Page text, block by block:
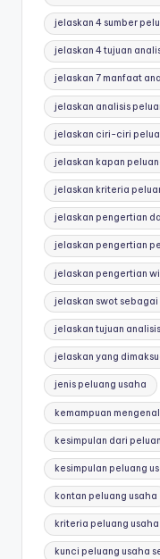
jelaskan 4 sumber
jelaskan 4 tujuan
jelaskan 7 manfaat
jelaskan analisis
jelaskan ciri-ciri
jelaskan kapan
jelaskan kriteria
jelaskan pengertian
jelaskan pengertian
jelaskan pengertian
jelaskan swot
jelaskan tujuan
jelaskan yang
jenis peluang usaha
kemampuan
kesimpulan dari
kesimpulan peluang
kontan peluang usaha
kriteria peluang
kunci peluang usaha